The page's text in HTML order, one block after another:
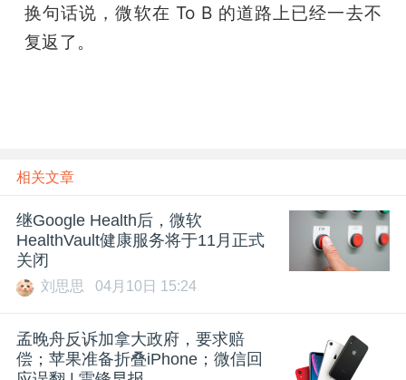
换句话说，微软在 To B 的道路上已经一去不
复返了。
相关文章
继Google Health后，微软
HealthVault健康服务将于11月正式
关闭
刘思思 04月10日 15:24
孟晚舟反诉加拿大政府，要求赔
偿；苹果准备折叠iPhone；微信回